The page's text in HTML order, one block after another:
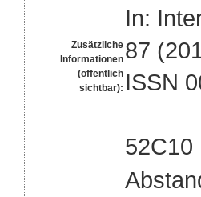
Zusätzliche
Informationen
(öffentlich
sichtbar):
In:
87
ISSN
52C10